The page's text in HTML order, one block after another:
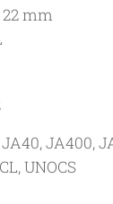
mm
JA40, JA400,
UNOCS